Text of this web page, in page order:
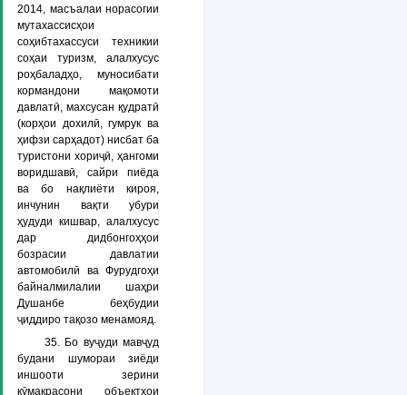
2014, масъалаи норасогии
мутахассисҳои
соҳибтахассуси техникии
соҳаи туризм, алалхусус
роҳбаладҳо, муносибати
кормандони мақомоти
давлатӣ, махсусан қудратӣ
(корҳои дохилӣ, гумрук ва
ҳифзи сарҳадот) нисбат ба
туристони хориҷӣ, ҳангоми
воридшавӣ, сайри пиёда
ва бо нақлиёти кироя,
инчунин вақти убури
ҳудуди кишвар, алалхусус
дар дидбонгоҳҳои
бозрасии давлатии
автомобилӣ ва Фурудгоҳи
байналмилалии шаҳри
Душанбе беҳбудии
ҷиддиро тақозо менамояд.
35. Бо вуҷуди мавҷуд
будани шумораи зиёди
иншооти зерини
кӯмакрасони объектҳои